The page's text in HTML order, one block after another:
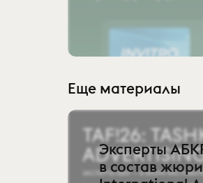
Еще материалы
Эксперты
в состав